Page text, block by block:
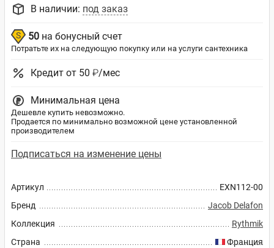
Артикул
EXN112-00
Бренд
Jacob Delafon
Коллекция
Rythmik
Страна
Франция
В наличии: под заказ
50 на бонусный счет
Потратьте их на следующую покупку или на услуги сантехника
Кредит от 50 ₽/мес
Минимальная цена
Дешевле купить невозможно.
Продается по минимально возможной цене установленной
производителем
Подписаться на изменение цены